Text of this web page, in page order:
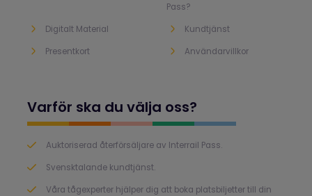
Varför ska du välja oss?
Auktoriserad återförsäljare av Interrail Pass.
Svensktalande kundtjänst.
Våra tågexperter hjälper dig att boka platsbiljetter till din
Pass?
Digitalt Material
Kundtjänst
Presentkort
Användarvillkor